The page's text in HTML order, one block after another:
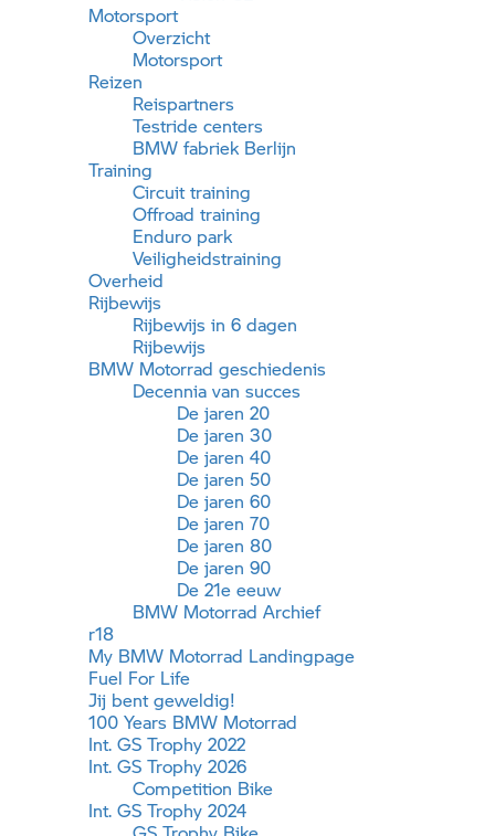
Motorsport
Overzicht
Motorsport
Reizen
Reispartners
Testride centers
BMW fabriek Berlijn
Training
Circuit training
Offroad training
Enduro park
Veiligheidstraining
Overheid
Rijbewijs
Rijbewijs in 6 dagen
Rijbewijs
BMW Motorrad geschiedenis
Decennia van succes
De jaren 20
De jaren 30
De jaren 40
De jaren 50
De jaren 60
De jaren 70
De jaren 80
De jaren 90
De 21e eeuw
BMW Motorrad Archief
r18
My BMW Motorrad Landingpage
Fuel For Life
Jij bent geweldig!
100 Years BMW Motorrad
Int. GS Trophy 2022
Int. GS Trophy 2026
Competition Bike
Int. GS Trophy 2024